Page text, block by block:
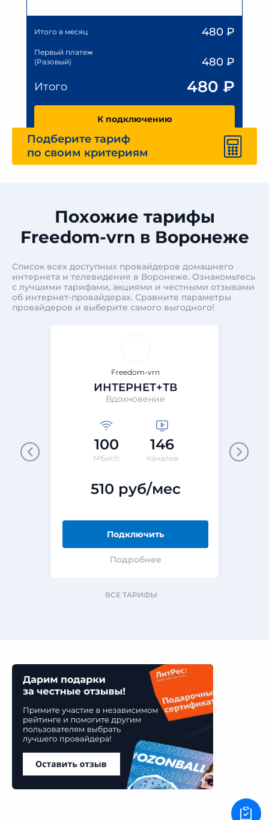
Итого в месяц 480 ₽
Первый платеж
(Разовый)
480 ₽
Итого
480 ₽
К подключению
Подберите тариф
по своим критериям
Похожие тарифы
Freedom-vrn в Воронеже
Список всех доступных провайдеров домашнего
интернета и телевидения в Воронеже. Ознакомьтесь
с лучшими тарифами, акциями и честными отзывами
об интернет-провайдерах. Сравните параметры
провайдеров и выберите самого выгодного!
Freedom-vrn
ИНТЕРНЕТ+ТВ
Вдохновение
100
Мбит/с
146
Каналов
510 руб/мес
Подключить
Подробнее
ВСЕ ТАРИФЫ